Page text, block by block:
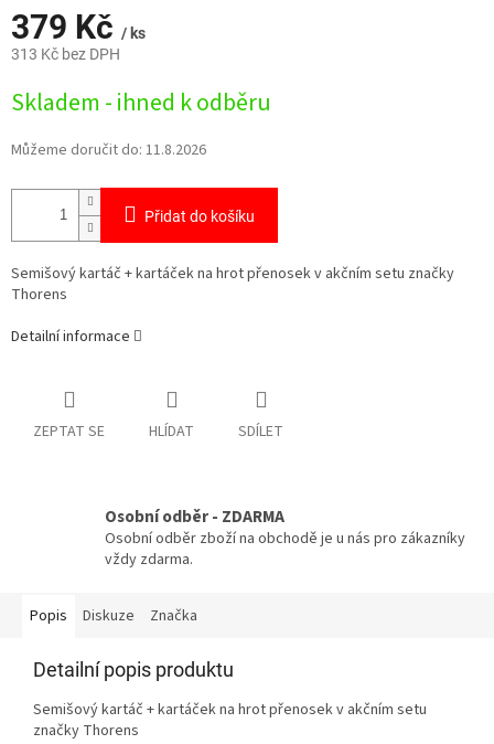
379 Kč / ks
313 Kč bez DPH
cena:
Skladem - ihned k odběru
Můžeme doručit do: 11.8.2026
Přidat do košíku
Semišový kartáč + kartáček na hrot přenosek v akčním setu značky
Thorens
Detailní informace
ZEPTAT SE HLÍDAT SDÍLET
Osobní odběr - ZDARMA
Osobní odběr zboží na obchodě je u nás pro zákazníky
vždy zdarma.
Popis Diskuze Značka
Detailní popis produktu
Semišový kartáč + kartáček na hrot přenosek v akčním setu
značky Thorens